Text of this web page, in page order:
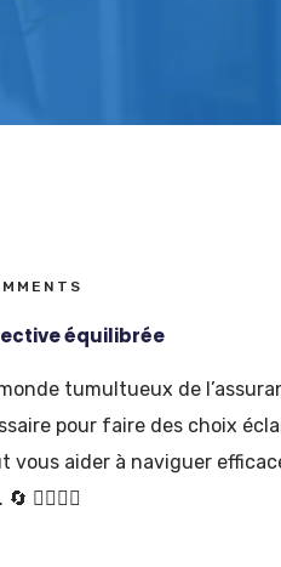
équilibrée
tumultueux de
pour faire des choix
vous aider à naviguer
🧘‍♀️🧘‍♂️